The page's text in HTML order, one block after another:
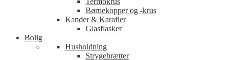
Børnekopper og -krus
Kander & Karafler
Glasflasker
Bolig
Husholdning
Strygebrætter